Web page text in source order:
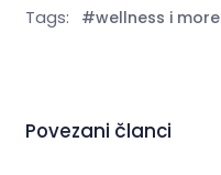
Tags: #wellness i more
Povezani članci